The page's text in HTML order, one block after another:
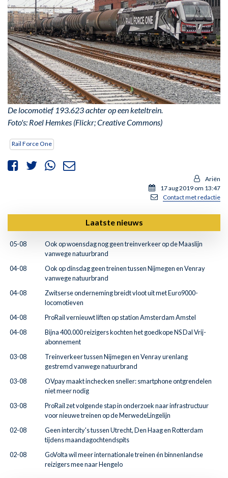
De locomotief 193.623 achter op een keteltrein.
Foto's: Roel Hemkes (Flickr; Creative Commons)
Rail Force One
Ariën
17 aug 2019 om 13:47
Contact met redactie
Laatste nieuws
05-08
Ook op woensdag nog geen treinverkeer op de Maaslijn
vanwege natuurbrand
04-08
Ook op dinsdag geen treinen tussen Nijmegen en Venray
vanwege natuurbrand
04-08
Zwitserse onderneming breidt vloot uit met Euro9000-
locomotieven
04-08
ProRail vernieuwt liften op station Amsterdam Amstel
04-08
Bijna 400.000 reizigers kochten het goedkope NS Dal Vrij-
abonnement
03-08
Treinverkeer tussen Nijmegen en Venray urenlang
gestremd vanwege natuurbrand
03-08
OVpay maakt inchecken sneller: smartphone ontgrendelen
niet meer nodig
03-08
ProRail zet volgende stap in onderzoek naar infrastructuur
voor nieuwe treinen op de MerwedeLingelijn
02-08
Geen intercity's tussen Utrecht, Den Haag en Rotterdam
tijdens maandagochtendspits
02-08
GoVolta wil meer internationale treinen én binnenlandse
reizigers mee naar Hengelo